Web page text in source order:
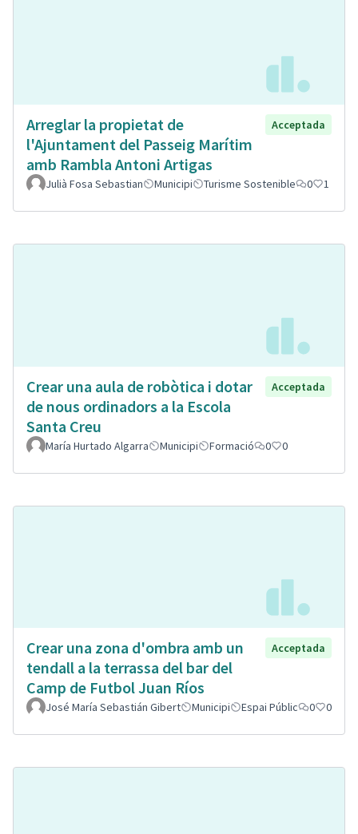
Arreglar la propietat de
l'Ajuntament del Passeig Marítim
amb Rambla Antoni Artigas
Acceptada
Julià Fosa Sebastian Municipi Turisme Sostenible 0 1
Crear una aula de robòtica i dotar
de nous ordinadors a la Escola
Santa Creu
Acceptada
María Hurtado Algarra Municipi Formació 0 0
Crear una zona d'ombra amb un
tendall a la terrassa del bar del
Camp de Futbol Juan Ríos
Acceptada
José María Sebastián Gibert Municipi Espai Públic 0 0